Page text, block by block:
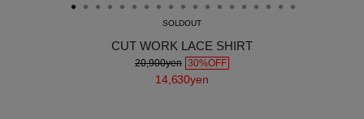
SOLDOUT
CUT WORK LACE SHIRT
20,900yen 30%OFF
14,630yen